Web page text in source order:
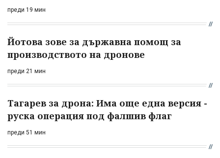
преди 19 мин
Йотова зове за държавна помощ за
производството на дронове
преди 21 мин
Тагарев за дрона: Има още една версия -
руска операция под фалшив флаг
преди 51 мин